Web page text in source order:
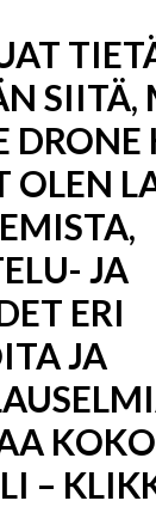
SIITÄ,
OLEN
JA
ERI
JA
KOKO
–